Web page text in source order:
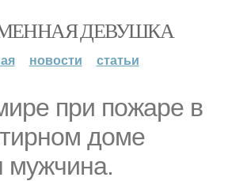
ДЕВУШКА
новости статьи
при пожаре в
доме
мужчина.